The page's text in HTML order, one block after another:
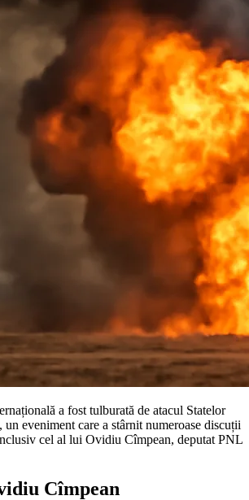
a fost tulburată de atacul Statelor
eveniment care a stârnit numeroase discuții
cel al lui Ovidiu Cîmpean, deputat PNL
Cîmpean